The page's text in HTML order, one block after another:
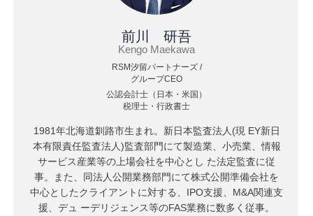
前川 研吾
Kengo Maekawa
RSM汐留パートナーズ /
グループCEO
公認会計士（日本・米国）
税理士・行政書士
1981年北海道釧路市生まれ。新日本監査法人(現 EY新日
本有限責任監査法人)監査部門にて製造業、小売業、情報
サービス産業等の上場会社を中心とし た法定監査に従
事。また、同法人公開業務部門にて株式公開準備会社を
中心としたクライアントに対する、IPO支援、M&A関連支
援、デュ ーデリジェンス等のFAS業務に数多く従事。